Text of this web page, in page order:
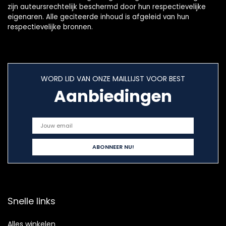
zijn auteursrechtelijk beschermd door hun respectievelijke
eigenaren. Alle geciteerde inhoud is afgeleid van hun
respectievelijke bronnen.
WORD LID VAN ONZE MAILLIJST VOOR BEST
Aanbiedingen
Snelle links
Alles winkelen